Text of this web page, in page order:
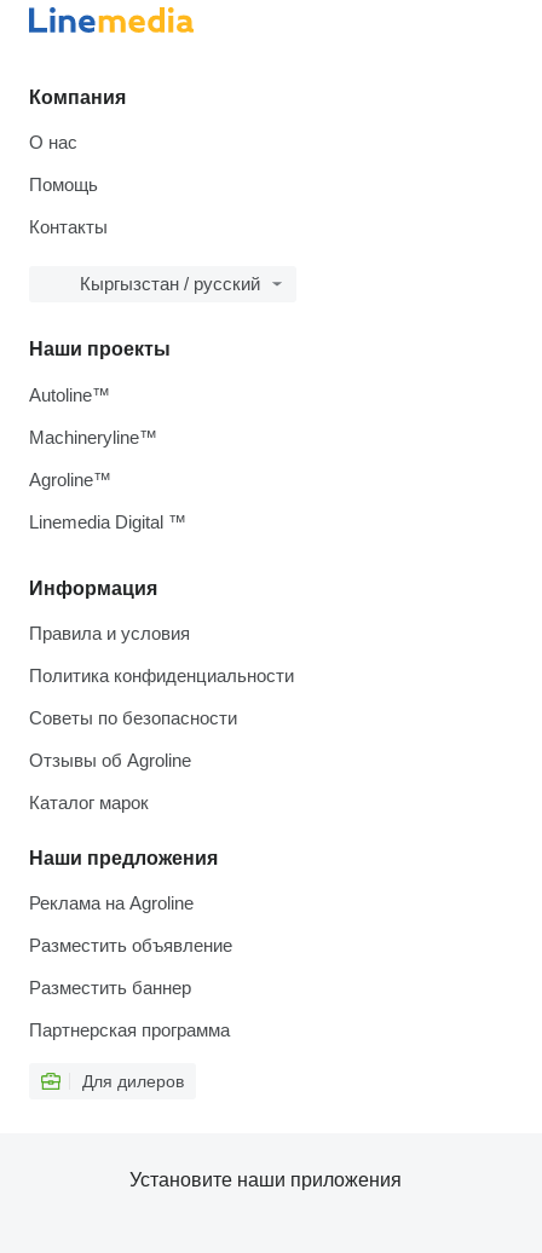
Компания
О нас
Помощь
Контакты
Кыргызстан / русский
Информация
Правила и условия
Политика конфиденциальности
Советы по безопасности
Отзывы об Agroline
Каталог марок
Наши предложения
Реклама на Agroline
Разместить объявление
Разместить баннер
Партнерская программа
Для дилеров
Наши проекты
Autoline™
Machineryline™
Agroline™
Linemedia Digital ™
Установите наши приложения